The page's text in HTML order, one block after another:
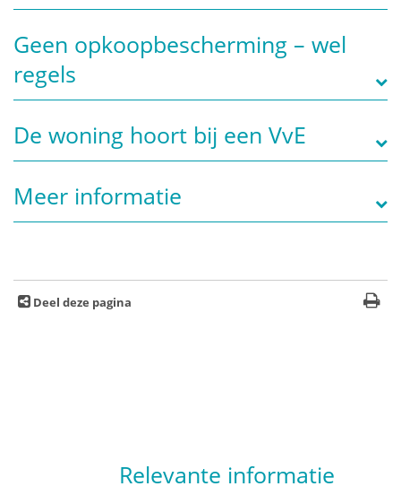
Geen opkoopbescherming – wel
regels
De woning hoort bij een VvE
Meer informatie
Deel deze pagina
Relevante informatie